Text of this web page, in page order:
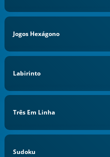
Jogos Hexágono
Labirinto
Três Em Linha
Sudoku